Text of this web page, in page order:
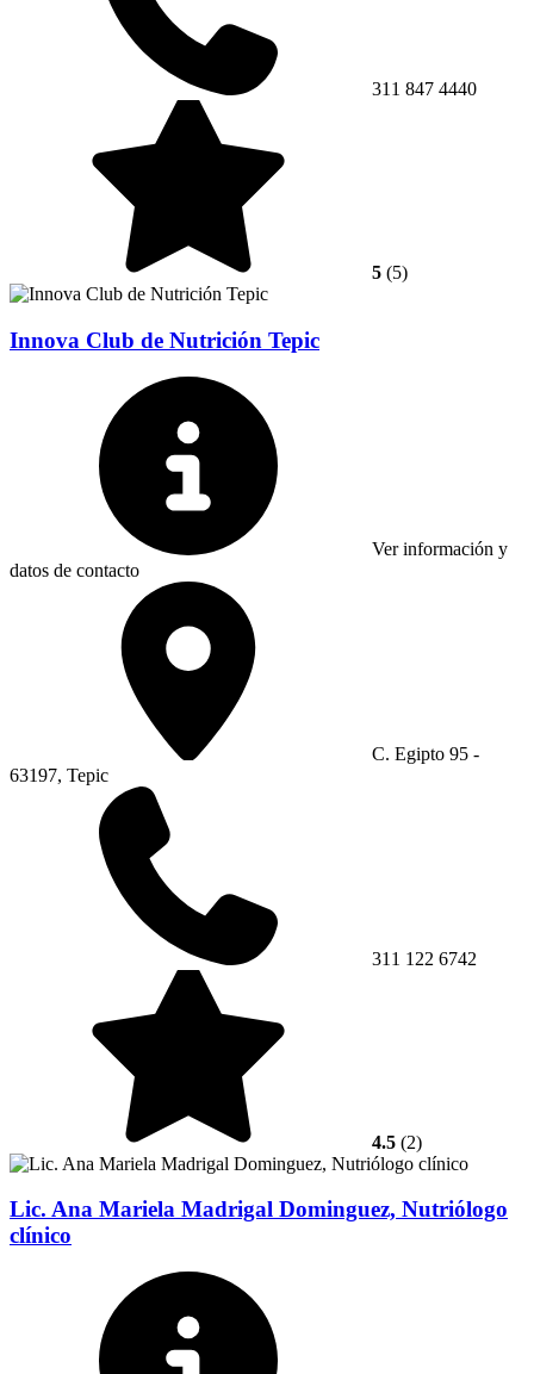
311 847 4440
5 (5)
Innova Club de Nutrición Tepic
Ver información y
datos de contacto
C. Egipto 95 -
63197, Tepic
311 122 6742
4.5 (2)
Lic. Ana Mariela Madrigal Dominguez, Nutriólogo
clínico